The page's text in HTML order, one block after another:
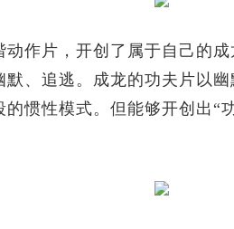
片，开创了属于自己的成
、追逃。成龙的功夫片以
惯性模式。但能够开创出“